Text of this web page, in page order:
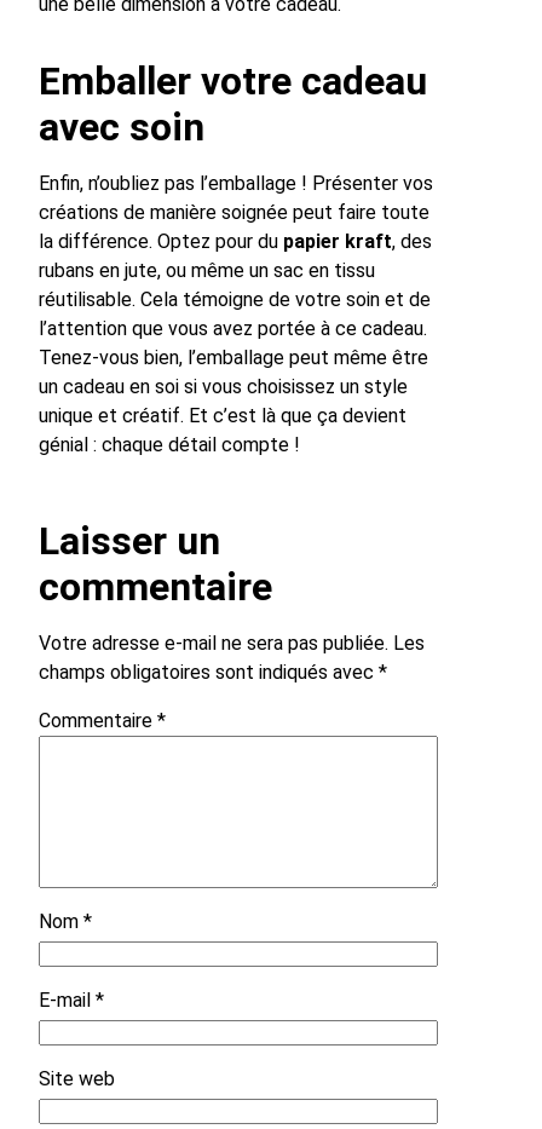
Emballer votre cadeau
avec soin
Enfin, n’oubliez pas l’emballage ! Présenter vos
créations de manière soignée peut faire toute
la différence. Optez pour du papier kraft, des
rubans en jute, ou même un sac en tissu
réutilisable. Cela témoigne de votre soin et de
l’attention que vous avez portée à ce cadeau.
Tenez-vous bien, l’emballage peut même être
un cadeau en soi si vous choisissez un style
unique et créatif. Et c’est là que ça devient
génial : chaque détail compte !
Laisser un
commentaire
Votre adresse e-mail ne sera pas publiée. Les
champs obligatoires sont indiqués avec *
Commentaire *
Nom *
E-mail *
Site web